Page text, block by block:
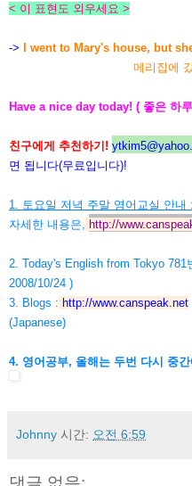
< 이 표현도 외우세요 >
-> I went to Mary's house, but
메리집에
Have a nice day today! ( 좋은 하
친구에게 추천하기!
면 됩니다(무료입니다)!
1. 토요일 저녁 주말 영어교실 안내 :
자세한 내용은,
http://
2. Today's English from Tokyo
2008/10/24 )
3. Blogs : http://www.canspeak.net
(Japanese)
4. 영어공부, 올해는 두번 다시 중
Johnny 시간: 오전 6:59